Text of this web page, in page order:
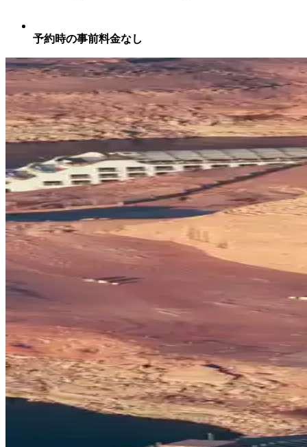
予約時の事前料金なし